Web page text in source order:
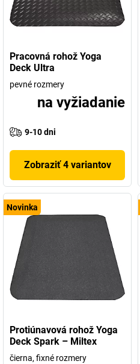
Pracovná rohož Yoga
Deck Ultra
pevné rozmery
na vyžiadanie
9-10 dni
Zobraziť 4 variantov
Novinka
Protiúnavová rohož Yoga
Deck Spark – Miltex
čierna, fixné rozmery